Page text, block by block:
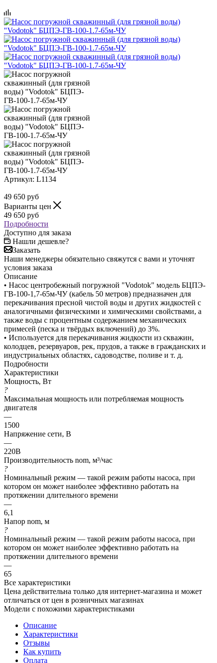
Артикул: L1134
49 650 руб
Варианты цен
49 650 руб
Подробности
Доступно для заказа
Нашли дешевле?
Заказать
Наши менеджеры обязательно свяжутся с вами и уточнят
условия заказа
Описание
• Насос центробежный погружной "Vodotok" модель БЦПЭ-
ГВ-100-1,7-65м-ЧУ (кабель 50 метров) предназначен для
перекачивания пресной чистой воды и других жидкостей с
аналогичными физическими и химическими свойствами, а
также воды с процентным содержанием механических
примесей (песка и твёрдых включений) до 3%.
• Используется для перекачивания жидкости из скважин,
колодцев, резервуаров, рек, прудов, а также в гражданских и
индустриальных областях, садоводстве, поливе и т. д.
Подробности
Характеристики
Мощность, Вт
?
Максимальная мощность или потребляемая мощность
двигателя
—
1500
Напряжение сети, В
—
220В
Производительность nom, м³/час
?
Номинальный режим — такой режим работы насоса, при
котором он может наиболее эффективно работать на
протяжении длительного времени
—
6,1
Напор nom, м
?
Номинальный режим — такой режим работы насоса, при
котором он может наиболее эффективно работать на
протяжении длительного времени
—
65
Все характеристики
Цена действительна только для интернет-магазина и может
отличаться от цен в розничных магазинах
Модели с похожими характеристиками
Описание
Характеристики
Отзывы
Как купить
Оплата